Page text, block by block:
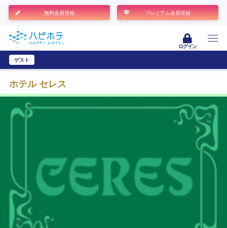
無料会員登録 プレミアム会員登録
ログイン
ゲスト
ホテル セレス